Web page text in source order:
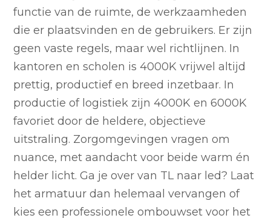
functie van de ruimte, de werkzaamheden
die er plaatsvinden en de gebruikers. Er zijn
geen vaste regels, maar wel richtlijnen. In
kantoren en scholen is 4000K vrijwel altijd
prettig, productief en breed inzetbaar. In
productie of logistiek zijn 4000K en 6000K
favoriet door de heldere, objectieve
uitstraling. Zorgomgevingen vragen om
nuance, met aandacht voor beide warm én
helder licht. Ga je over van TL naar led? Laat
het armatuur dan helemaal vervangen of
kies een professionele ombouwset voor het